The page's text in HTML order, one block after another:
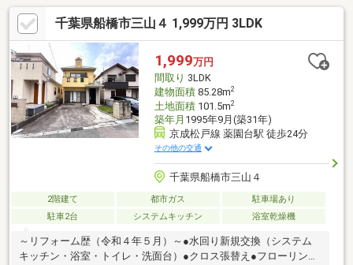
設けた収納は住みやすさへのこだわり♪暮らしを快適に変えるシャ
ワー付洗面台♪雨風から大切な愛車を守るビルトインガレージ♪Ｔ
Ｖモニタ付インタホンでセキュリティ面にも配慮♪◆周辺環境◆
千葉市立長作小学校 徒歩16分千葉市立天戸中学校 徒歩8分長
作保育所 徒歩24分コープ花見川店 徒歩9分ファミリーマー
ト 徒歩4分
千葉県船橋市三山４ 1,999万円 3LDK
1,999万円
間取り 3LDK
建物面積85.28m2
土地面積101.5m2
築年月 1995年9月(築31年)
京成松戸線 薬園台駅 徒歩24分
その他の交通
千葉県船橋市三山４
2階建て 都市ガス
駐車場あり
駐車2台
システムキッチン 浴室乾燥機
～リフォーム歴（令和４年５月）～●水回り新規交換（システム
キッチン・浴室・トイレ・洗面台）●クロス張替え●フローリング